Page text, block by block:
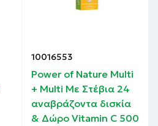
10016553
Power of Nature Multi
+ Multi Με Στέβια 24
αναβράζοντα δισκία
& Δώρο Vitamin C 500